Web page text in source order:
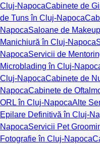
Cluj-NapocaCabinete de
de Tuns în Cluj-Napoca
NapocaSaloane de
Manichiură în Cluj-Napoca
NapocaServicii de
Microblading în Cluj-
Cluj-NapocaCabinete de
NapocaCabinete de
ORL în Cluj-NapocaAlte
Epilare Definitivă în Cluj-
NapocaServicii Pet
Fotografie în Cluj-Napoca